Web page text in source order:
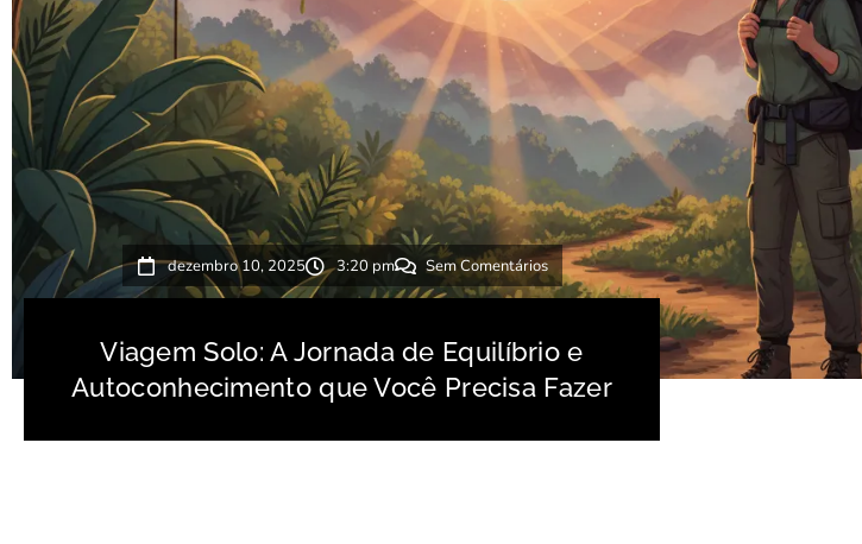
dezembro 10, 2025 3:20 pm Sem Comentários
Viagem Solo: A Jornada de Equilíbrio e
Autoconhecimento que Você Precisa Fazer